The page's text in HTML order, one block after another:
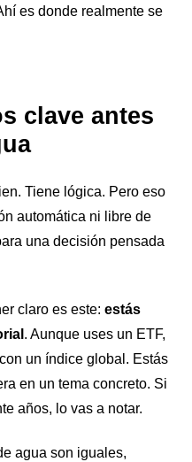
es donde realmente se
clave antes
Tiene lógica. Pero eso
automática ni libre de
una decisión pensada
claro es este: estás
. Aunque uses un ETF,
un índice global. Estás
en un tema concreto. Si
años, lo vas a notar.
agua son iguales,